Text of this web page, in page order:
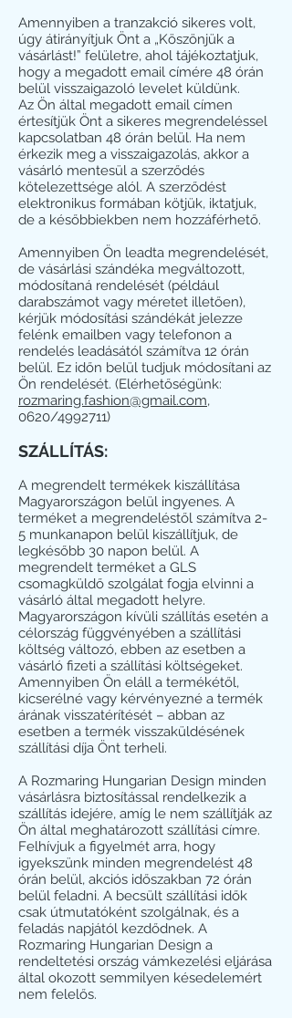
Amennyiben a tranzakció sikeres volt,
úgy átirányítjuk Önt a „Köszönjük a
vásárlást!” felületre, ahol tájékoztatjuk,
hogy a megadott email címére 48 órán
belül visszaigazoló levelet küldünk.
Az Ön által megadott email címen
értesítjük Önt a sikeres megrendeléssel
kapcsolatban 48 órán belül. Ha nem
érkezik meg a visszaigazolás, akkor a
vásárló mentesül a szerződés
kötelezettsége alól. A szerződést
elektronikus formában kötjük, iktatjuk,
de a későbbiekben nem hozzáférhető.
Amennyiben Ön leadta megrendelését,
de vásárlási szándéka megváltozott,
módosítaná rendelését (például
darabszámot vagy méretet illetően),
kérjük módosítási szándékát jelezze
felénk emailben vagy telefonon a
rendelés leadásától számítva 12 órán
belül. Ez időn belül tudjuk módosítani az
Ön rendelését. (Elérhetőségünk:
rozmaring.fashion@gmail.com,
0620/4992711)
SZÁLLÍTÁS:
A megrendelt termékek kiszállítása
Magyarországon belül ingyenes. A
terméket a megrendeléstől számítva 2-
5 munkanapon belül kiszállítjuk, de
legkésőbb 30 napon belül. A
megrendelt terméket a GLS
csomagküldő szolgálat fogja elvinni a
vásárló által megadott helyre.
Magyarországon kívüli szállítás esetén a
célország függvényében a szállítási
költség változó, ebben az esetben a
vásárló fizeti a szállítási költségeket.
Amennyiben Ön eláll a termékétől,
kicserélné vagy kérvényezné a termék
árának visszatérítését – abban az
esetben a termék visszaküldésének
szállítási díja Önt terheli.
A Rozmaring Hungarian Design minden
vásárlásra biztosítással rendelkezik a
szállítás idejére, amíg le nem szállítják az
Ön által meghatározott szállítási címre.
Felhívjuk a figyelmét arra, hogy
igyekszünk minden megrendelést 48
órán belül, akciós időszakban 72 órán
belül feladni. A becsült szállítási idők
csak útmutatóként szolgálnak, és a
feladás napjától kezdődnek. A
Rozmaring Hungarian Design a
rendeltetési ország vámkezelési eljárása
által okozott semmilyen késedelemért
nem felelős.